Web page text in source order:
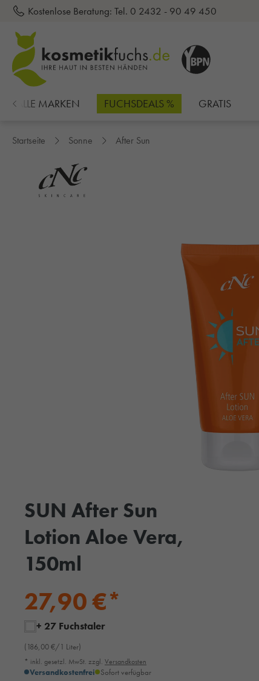
springen
Kostenlose Beratung: Tel. 0 2432 - 90 49 450
ALLE MARKEN FUCHSDEALS % GRATIS
Startseite Sonne After Sun
SUN After Sun
Lotion Aloe Vera,
150ml
27,90 €*
+ 27 Fuchstaler
(186,00 €/1 Liter)
* inkl. gesetzl. MwSt. zzgl. Versandkosten
Versandkostenfrei Sofort verfügbar